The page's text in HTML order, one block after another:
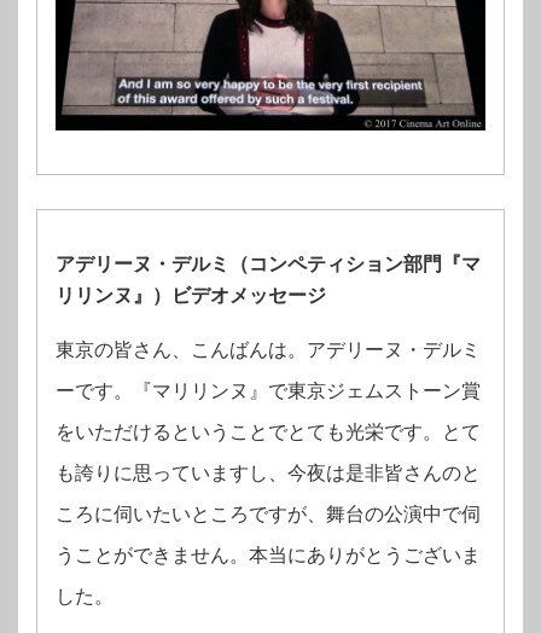
アデリーヌ・デルミ（コンペティション部⾨『マ
リリンヌ』）ビデオメッセージ
東京の皆さん、こんばんは。アデリーヌ・デルミ
ーです。『マリリンヌ』で東京ジェムストーン賞
をいただけるということでとても光栄です。
とて
も誇りに思っていますし、今夜は是⾮皆さんのと
ころに伺いたいところですが、舞台の公演中で伺
うことができません。本当にありがとうございま
した。